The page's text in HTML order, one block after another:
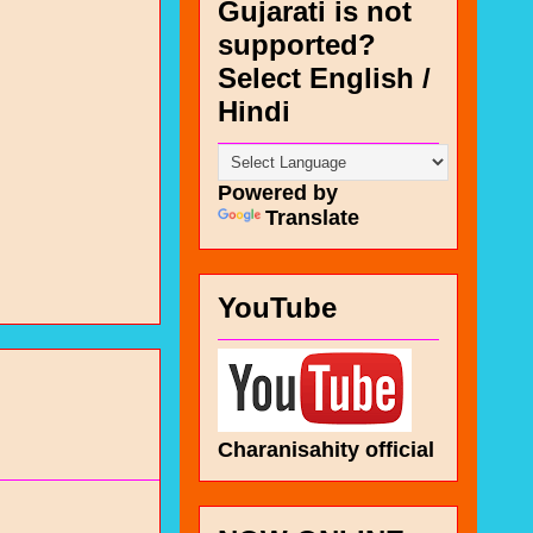
Gujarati is not
supported?
Select English /
Hindi
Powered by
Translate
YouTube
Charanisahity official